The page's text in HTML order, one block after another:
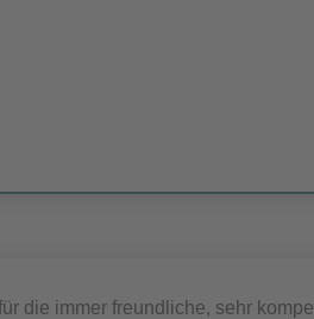
die immer freundliche, sehr